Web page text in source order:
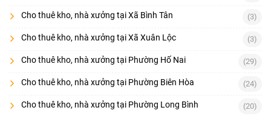
Cho thuê kho, nhà xưởng tại Xã Bình Tân (3)
Cho thuê kho, nhà xưởng tại Xã Xuân Lộc (3)
Cho thuê kho, nhà xưởng tại Phường Hố Nai (29)
Cho thuê kho, nhà xưởng tại Phường Biên Hòa (24)
Cho thuê kho, nhà xưởng tại Phường Long Bình (20)